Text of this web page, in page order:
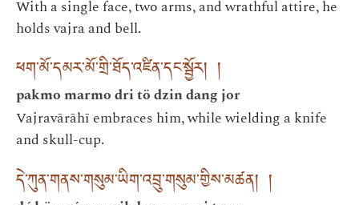
With a single face, two arms, and wrathful attire, he
holds vajra and bell.
ཕག་མོ་དམར་མོ་གྲི་ཐོད་འཛིན་དང་སྦྱོར། །
pakmo marmo dri tö dzin dang jor
Vajravārāhī embraces him, while wielding a knife
and skull-cup.
དེ་ཀུན་གནས་གསུམ་ཡིག་འབྲུ་གསུམ་གྱིས་མཚན། །